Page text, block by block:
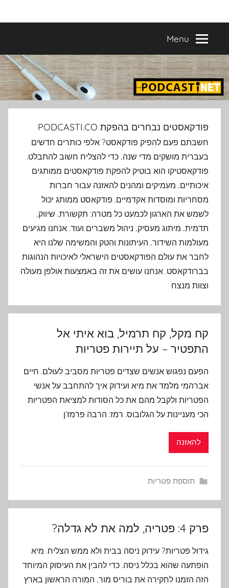
to
content
פודקאסטים
נבחרים
בהפקת
פודקאסטיקו
PODCASTI.CO
מעולים
–
פודקאסטיקו
Menu
פודקאסטים נבחרים בהפקת PODCASTI.CO
חשבתם פעם להפיק פודקאסט? אלפי כותרים חדשים
בעברית מושקים מדי שנה, כדי להצליח חשוב להתבלט.
פודקאסטיקו הוא בוטיק להפקת פודקאסטים ממותגים
איכותיים, מעמיקים ומהנים להאזנה עבור חברות
מסחריות ומוסדות אקדמיים. פודקאסט ממותג יכול
לשמש את הארגון לכמעט כל מטרה: תקשורת, שיווק,
תדמית, מיתוג מעסיק, ניהול משברים ועוד. אנחנו מגיעים
מעולמות השידור, העיתונות והטק והמשימה שלנו היא
לחבר את עולם הפודקאסטים הישראלי לאיכויות הנהוגות
בברודקאסט. אנחנו עושים את זה באמצעות אולפן מעולה
וצוות מנצח
קח מקל, קח תרמיל, בוא איתי אל
התפטיר – על תיירות פטריות
הפעם נפגוש אנשים שצדים פטריות מסביב לעולם. חיים
אברהמי מלמד את מיא ועידוק איך להתחבב על אנשי
הפטריות ולקבל מהם את כל הסודות למציאת הפטריות
הכי מעניינות על הגלובוס. רמז: הרבה פרמז'ן
להאזנה
תוספת פטריות
פרק 4: פטריה, למה את לא גדלה?
גידול פטריות? עידוק ניסה בבית ולא ממש הצליח. מיא
הופתעה שהוא בכלל ניסה. כדי להבין את העיסוק המיוחד
הזה הזמנו לחקירה את בוריס מור, המורה הראשון בארץ